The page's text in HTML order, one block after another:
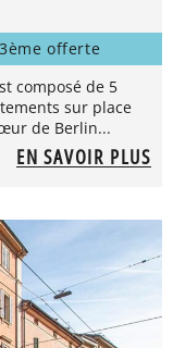
offerte
composé de 5
sur place
de Berlin...
EN SAVOIR PLUS